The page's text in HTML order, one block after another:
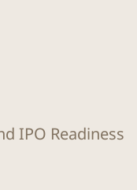
IPO Readiness